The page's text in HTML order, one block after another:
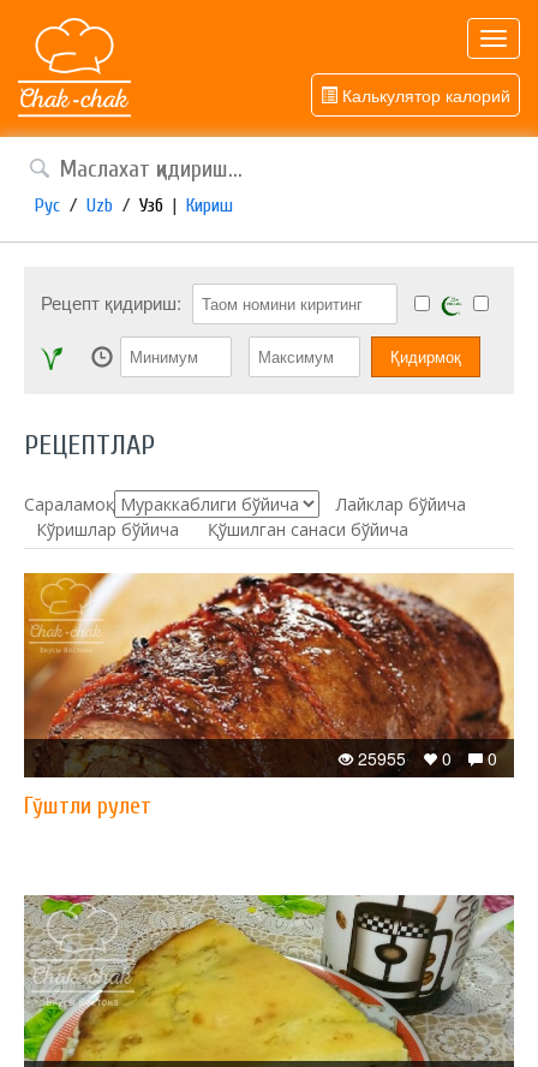
Калькулятор калорий
Рус / Uzb / Узб | Кириш
Рецепт қидириш:
РЕЦЕПТЛАР
Сараламоқ:
Лайклар бўйича
Кўришлар бўйича
Қўшилган санаси бўйича
0
0
25955
Гўштли рулет